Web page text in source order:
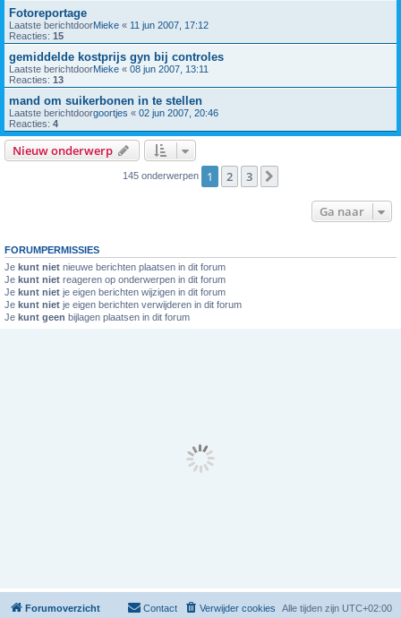
Fotoreportage
Laatste berichtdoorMieke « 11 jun 2007, 17:12
Reacties: 15
gemiddelde kostprijs gyn bij controles
Laatste berichtdoorMieke « 08 jun 2007, 13:11
Reacties: 13
mand om suikerbonen in te stellen
Laatste berichtdoorgoortjes « 02 jun 2007, 20:46
Reacties: 4
Nieuw onderwerp
145 onderwerpen 1 2 3
Ga naar
FORUMPERMISSIES
Je kunt niet nieuwe berichten plaatsen in dit forum
Je kunt niet reageren op onderwerpen in dit forum
Je kunt niet je eigen berichten wijzigen in dit forum
Je kunt niet je eigen berichten verwijderen in dit forum
Je kunt geen bijlagen plaatsen in dit forum
Forumoverzicht Alle tijden zijn UTC+02:00
Verwijder cookies
Contact